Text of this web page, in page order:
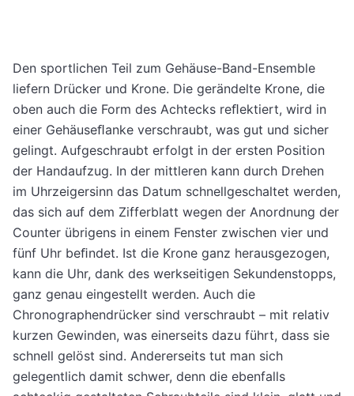
Den sportlichen Teil zum Gehäuse-Band-Ensemble
liefern Drücker und Krone. Die gerändelte Krone, die
oben auch die Form des Achtecks reﬂektiert, wird in
einer Gehäuseﬂanke verschraubt, was gut und sicher
gelingt. Aufgeschraubt erfolgt in der ersten Position
der Handaufzug. In der mittleren kann durch Drehen
im Uhrzeigersinn das Datum schnellgeschaltet werden,
das sich auf dem Zifferblatt wegen der Anordnung der
Counter übrigens in einem Fenster zwischen vier und
fünf Uhr beﬁndet. Ist die Krone ganz herausgezogen,
kann die Uhr, dank des werkseitigen Sekundenstopps,
ganz genau eingestellt werden. Auch die
Chronographendrücker sind verschraubt – mit relativ
kurzen Gewinden, was einerseits dazu führt, dass sie
schnell gelöst sind. Andererseits tut man sich
gelegentlich damit schwer, denn die ebenfalls